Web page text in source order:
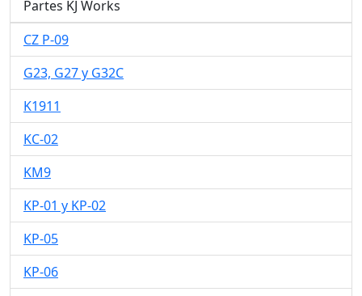
Partes KJ Works
CZ P-09
G23, G27 y G32C
K1911
KC-02
KM9
KP-01 y KP-02
KP-05
KP-06